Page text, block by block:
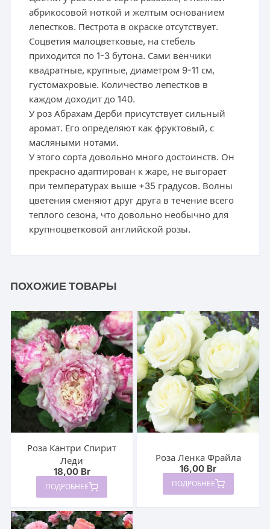
абрикосовой ноткой и желтым основанием
лепестков. Пестрота в окраске отсутствует.
Соцветия малоцветковые, на стебель
приходится по 1-3 бутона. Сами венчики
квадратные, крупные, диаметром 9-11 см,
густомахровые. Количество лепестков в
каждом доходит до 140.
У роз Абрахам Дерби присутствует сильный
аромат. Его определяют как фруктовый, с
масляными нотами.
У этого сорта довольно много достоинств. Он
прекрасно адаптирован к жаре, не выгорает
при температурах выше +35 градусов. Волны
цветения сменяют друг друга в течение всего
теплого сезона, что довольно необычно для
крупноцветковой английской розы.
ПОХОЖИЕ ТОВАРЫ
Роза Кантри Спирит
Леди
18,00 Br
ПОДРОБНЕЕ
Роза Ленка Фрайла
16,00 Br
ПОДРОБНЕЕ